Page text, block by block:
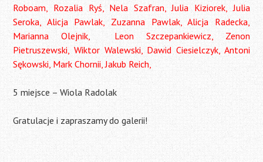
Roboam, Rozalia Ryś, Nela Szafran, Julia Kiziorek, Julia
Seroka, Alicja Pawlak, Zuzanna Pawlak, Alicja Radecka,
Marianna Olejnik, Leon Szczepankiewicz, Zenon
Pietruszewski, Wiktor Walewski, Dawid Ciesielczyk, Antoni
Sękowski, Mark Chornii, Jakub Reich,
5 miejsce – Wiola Radolak
Gratulacje i zapraszamy do galerii!